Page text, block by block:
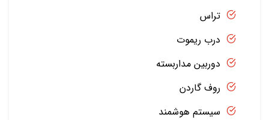
تراس
درب ریموت
دوربین مداربسته
روف گاردن
سیستم هوشمند